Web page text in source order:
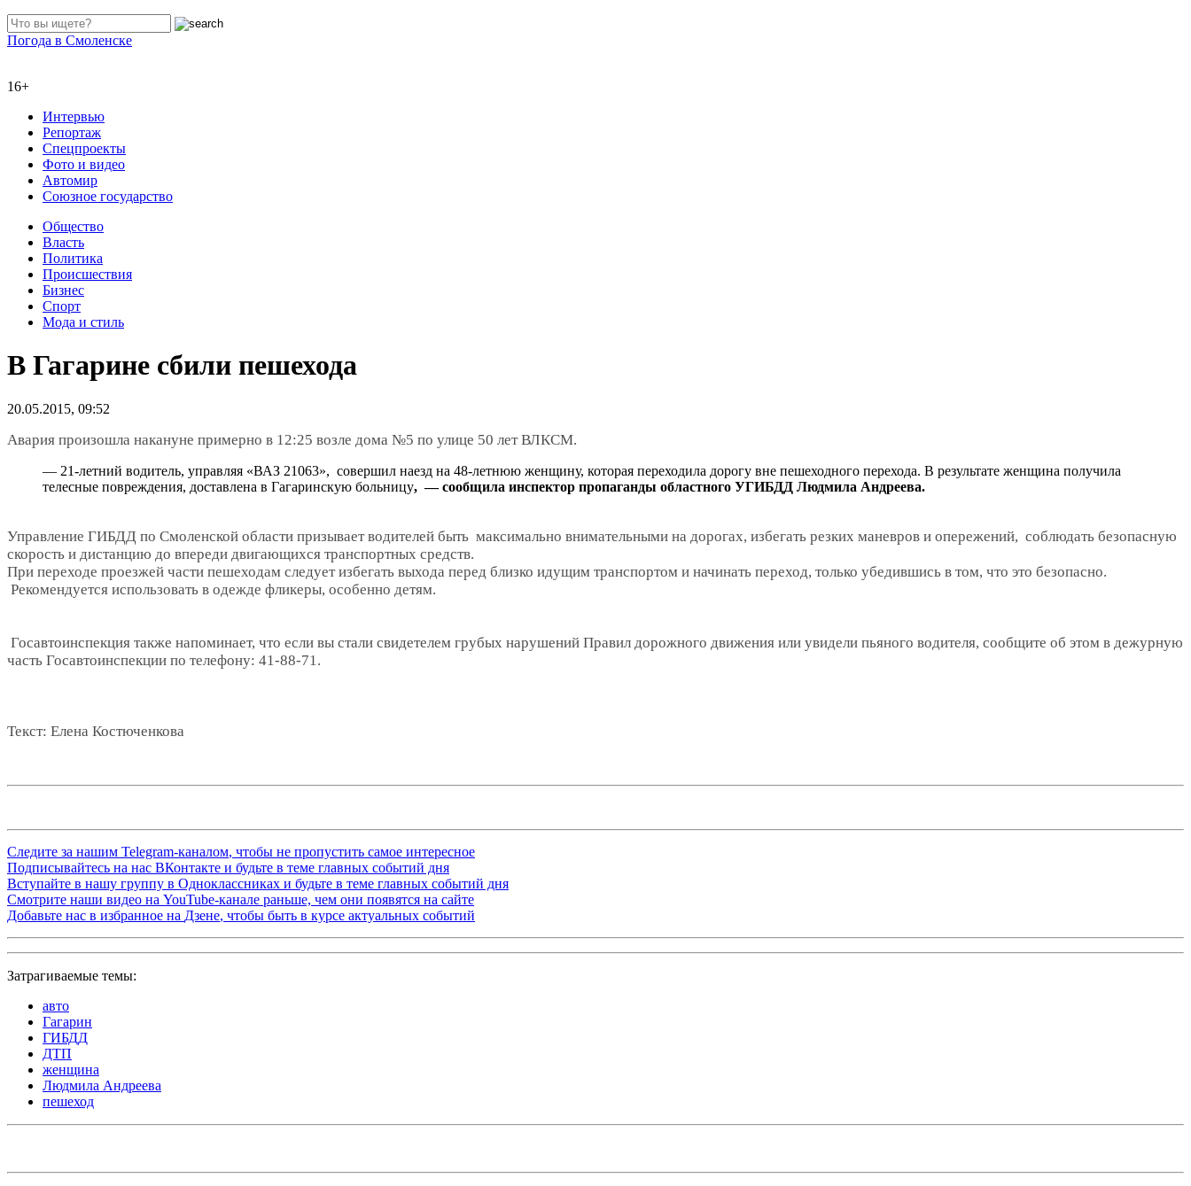
Погода в Смоленске
16+
Интервью
Репортаж
Спецпроекты
Фото и видео
Автомир
Союзное государство
Общество
Власть
Политика
Происшествия
Бизнес
Спорт
Мода и стиль
В Гагарине сбили пешехода
20.05.2015, 09:52
Авария произошла накануне примерно в 12:25 возле дома №5 по улице 50 лет ВЛКСМ.
— 21-летний водитель, управляя «ВАЗ 21063», совершил наезд на 48-летнюю женщину, которая переходила дорогу вне пешеходного перехода. В результате женщина получила
телесные повреждения, доставлена в Гагаринскую больницу, — сообщила инспектор пропаганды областного УГИБДД Людмила Андреева.
Управление ГИБДД по Смоленской области призывает водителей быть максимально внимательными на дорогах, избегать резких маневров и опережений, соблюдать безопасную
скорость и дистанцию до впереди двигающихся транспортных средств.
При переходе проезжей части пешеходам следует избегать выхода перед близко идущим транспортом и начинать переход, только убедившись в том, что это безопасно.
Рекомендуется использовать в одежде фликеры, особенно детям.
Госавтоинспекция также напоминает, что если вы стали свидетелем грубых нарушений Правил дорожного движения или увидели пьяного водителя, сообщите об этом в дежурную
часть Госавтоинспекции по телефону: 41-88-71.
Текст: Елена Костюченкова
Следите за нашим Telegram-каналом, чтобы не пропустить самое интересное
Подписывайтесь на нас ВКонтакте и будьте в теме главных событий дня
Вступайте в нашу группу в Одноклассниках и будьте в теме главных событий дня
Смотрите наши видео на YouTube-канале раньше, чем они появятся на сайте
Добавьте нас в избранное на Дзене, чтобы быть в курсе актуальных событий
Затрагиваемые темы:
авто
Гагарин
ГИБДД
ДТП
женщина
Людмила Андреева
пешеход